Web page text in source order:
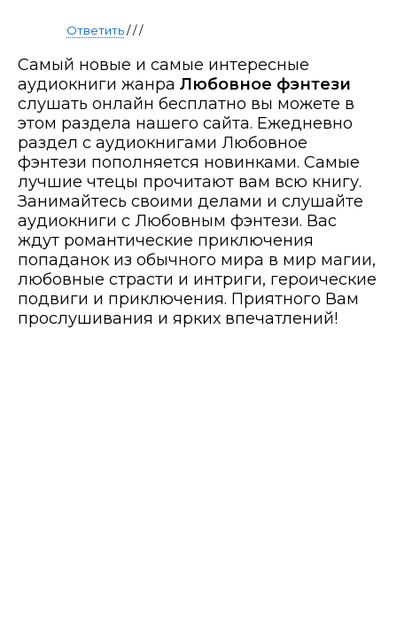
Ответить/ / /
Самый новые и самые интересные
аудиокниги жанра Любовное фэнтези
слушать онлайн бесплатно вы можете в
этом раздела нашего сайта. Ежедневно
раздел с аудиокнигами Любовное
фэнтези пополняется новинками. Самые
лучшие чтецы прочитают вам всю книгу.
Занимайтесь своими делами и слушайте
аудиокниги с Любовным фэнтези. Вас
ждут романтические приключения
попаданок из обычного мира в мир магии,
любовные страсти и интриги, героические
подвиги и приключения. Приятного Вам
прослушивания и ярких впечатлений!